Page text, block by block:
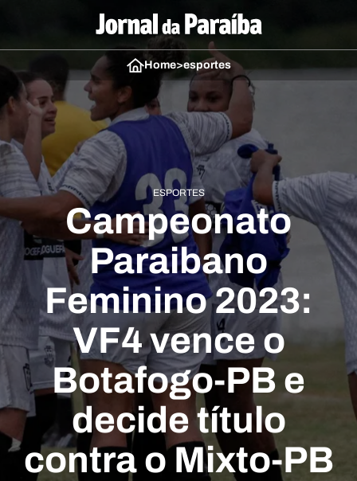
Home>esportes
ESPORTES
Campeonato
Paraibano
Feminino 2023:
VF4 vence o
Botafogo-PB e
decide título
contra o Mixto-PB